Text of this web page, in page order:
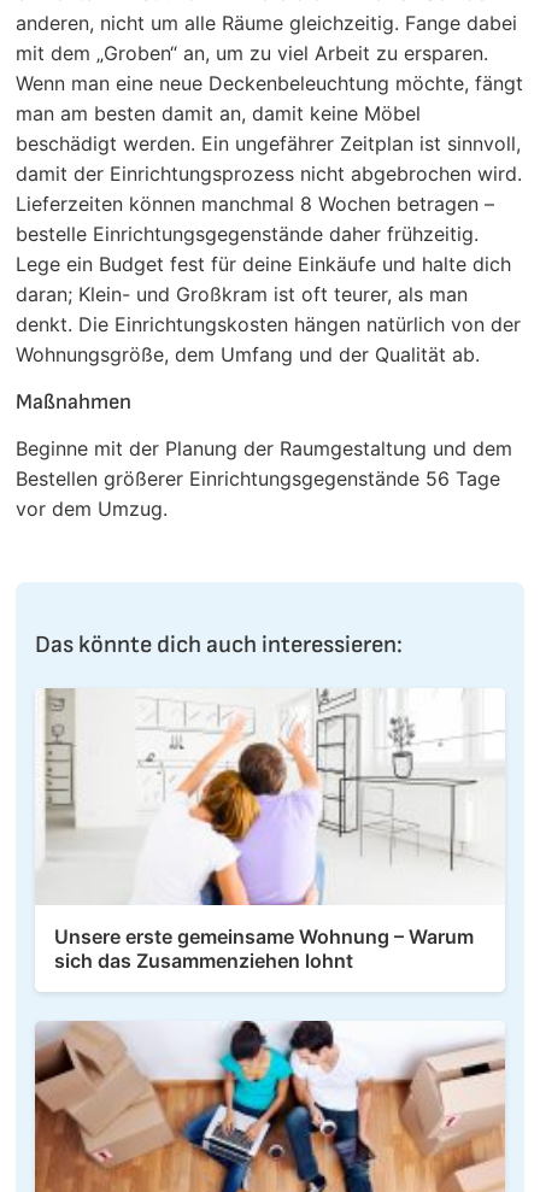
anderen, nicht um alle Räume gleichzeitig. Fange dabei
mit dem „Groben“ an, um zu viel Arbeit zu ersparen.
Wenn man eine neue Deckenbeleuchtung möchte, fängt
man am besten damit an, damit keine Möbel
beschädigt werden. Ein ungefährer Zeitplan ist sinnvoll,
damit der Einrichtungsprozess nicht abgebrochen wird.
Lieferzeiten können manchmal 8 Wochen betragen –
bestelle Einrichtungsgegenstände daher frühzeitig.
Lege ein Budget fest für deine Einkäufe und halte dich
daran; Klein- und Großkram ist oft teurer, als man
denkt. Die Einrichtungskosten hängen natürlich von der
Wohnungsgröße, dem Umfang und der Qualität ab.
Maßnahmen
Beginne mit der Planung der Raumgestaltung und dem
Bestellen größerer Einrichtungsgegenstände 56 Tage
vor dem Umzug.
Das könnte dich auch interessieren:
Unsere erste gemeinsame Wohnung – Warum
sich das Zusammenziehen lohnt